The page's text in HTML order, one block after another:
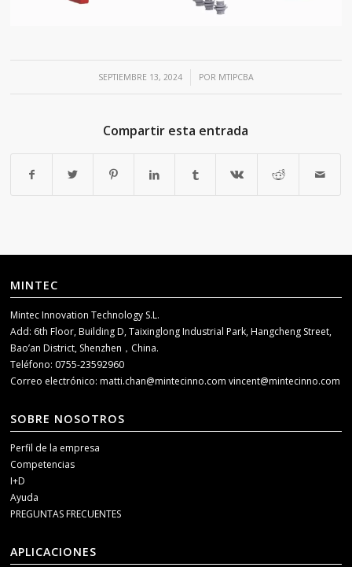
SEPTIEMBRE 13, 2024
/ POR MTIPCBA
Compartir esta entrada
MINTEC
Mintec Innovation Technology S.L.
Add: 6th Floor, Building D, Taixinglong Industrial Park, Hangcheng Street,
Bao’an District, Shenzhen，China.
Teléfono: 0755-23592960
Correo electrónico:matti.chan@mintecinno.comvincent@mintecinno.com
SOBRE NOSOTROS
Perfil de la empresa
Competencias
I+D
Ayuda
PREGUNTAS FRECUENTES
APLICACIONES